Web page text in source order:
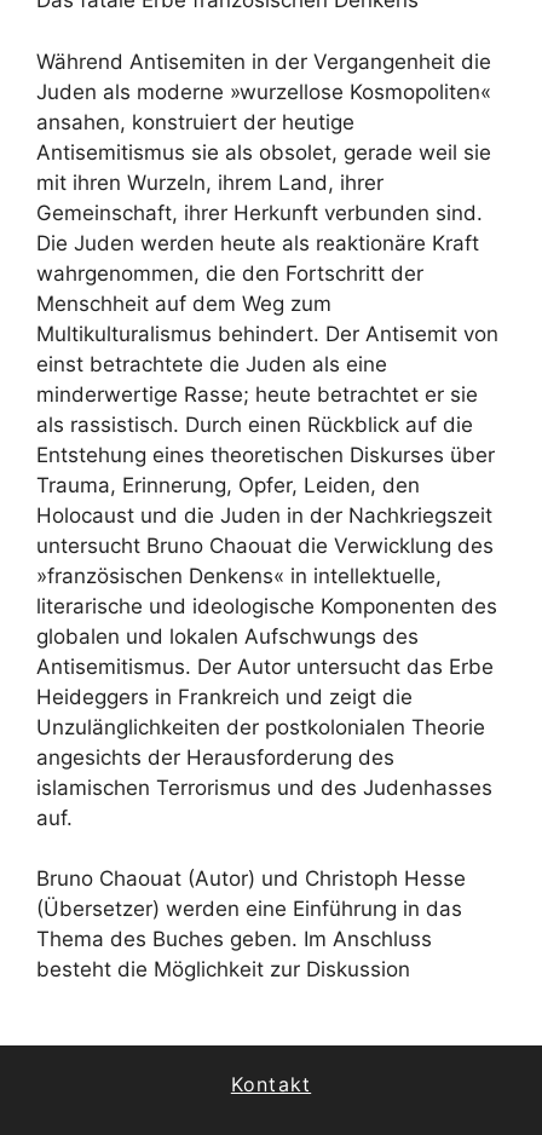
Während Antisemiten in der Vergangenheit die
Juden als moderne »wurzellose Kosmopoliten«
ansahen, konstruiert der heutige
Antisemitismus sie als obsolet, gerade weil sie
mit ihren Wurzeln, ihrem Land, ihrer
Gemeinschaft, ihrer Herkunft verbunden sind.
Die Juden werden heute als reaktionäre Kraft
wahrgenommen, die den Fortschritt der
Menschheit auf dem Weg zum
Multikulturalismus behindert. Der Antisemit von
einst betrachtete die Juden als eine
minderwertige Rasse; heute betrachtet er sie
als rassistisch. Durch einen Rückblick auf die
Entstehung eines theoretischen Diskurses über
Trauma, Erinnerung, Opfer, Leiden, den
Holocaust und die Juden in der Nachkriegszeit
untersucht Bruno Chaouat die Verwicklung des
»französischen Denkens« in intellektuelle,
literarische und ideologische Komponenten des
globalen und lokalen Aufschwungs des
Antisemitismus. Der Autor untersucht das Erbe
Heideggers in Frankreich und zeigt die
Unzulänglichkeiten der postkolonialen Theorie
angesichts der Herausforderung des
islamischen Terrorismus und des Judenhasses
auf.
Bruno Chaouat (Autor) und Christoph Hesse
(Übersetzer) werden eine Einführung in das
Thema des Buches geben. Im Anschluss
besteht die Möglichkeit zur Diskussion
Kontakt